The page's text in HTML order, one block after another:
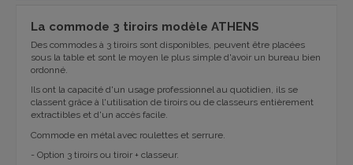
La commode 3 tiroirs modèle ATHENS
Des commodes à 3 tiroirs sont disponibles, peuvent être placées
sous la table et sont le moyen le plus simple d'avoir un bureau bien
ordonné.
Ils ont la capacité d'un usage professionnel au quotidien, ils se
classent grâce à l'utilisation de tiroirs ou de classeurs entièrement
extractibles et d'un accès facile.
Commode en métal avec roulettes et serrure.
- Option 3 tiroirs ou tiroir + classeur.